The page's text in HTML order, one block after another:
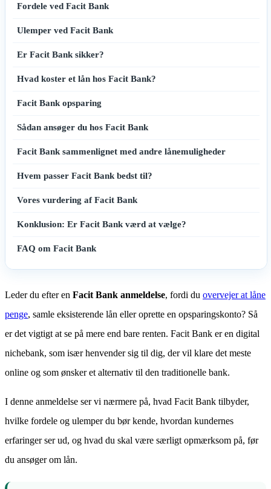
Fordele ved Facit Bank
Ulemper ved Facit Bank
Er Facit Bank sikker?
Hvad koster et lån hos Facit Bank?
Facit Bank opsparing
Sådan ansøger du hos Facit Bank
Facit Bank sammenlignet med andre lånemuligheder
Hvem passer Facit Bank bedst til?
Vores vurdering af Facit Bank
Konklusion: Er Facit Bank værd at vælge?
FAQ om Facit Bank
Leder du efter en Facit Bank anmeldelse, fordi du overvejer at låne
penge, samle eksisterende lån eller oprette en opsparingskonto? Så
er det vigtigt at se på mere end bare renten. Facit Bank er en digital
nichebank, som især henvender sig til dig, der vil klare det meste
online og som ønsker et alternativ til den traditionelle bank.
I denne anmeldelse ser vi nærmere på, hvad Facit Bank tilbyder,
hvilke fordele og ulemper du bør kende, hvordan kundernes
erfaringer ser ud, og hvad du skal være særligt opmærksom på, før
du ansøger om lån.